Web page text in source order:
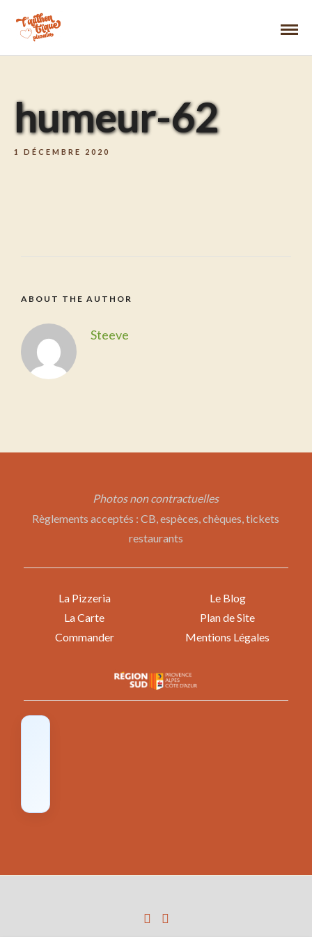
humeur-62
1 DÉCEMBRE 2020
ABOUT THE AUTHOR
Steeve
Photos non contractuelles
Règlements acceptés : CB, espèces, chèques, tickets
restaurants
La Pizzeria
La Carte
Commander
Le Blog
Plan de Site
Mentions Légales